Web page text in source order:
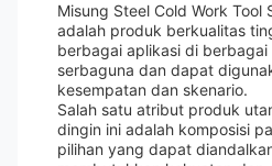
Misung Steel Cold Work Tool
adalah produk berkualitas
berbagai aplikasi di
serbaguna dan dapat
kesempatan dan skenario.
Salah satu atribut produk
dingin ini adalah komposisi
pilihan yang dapat